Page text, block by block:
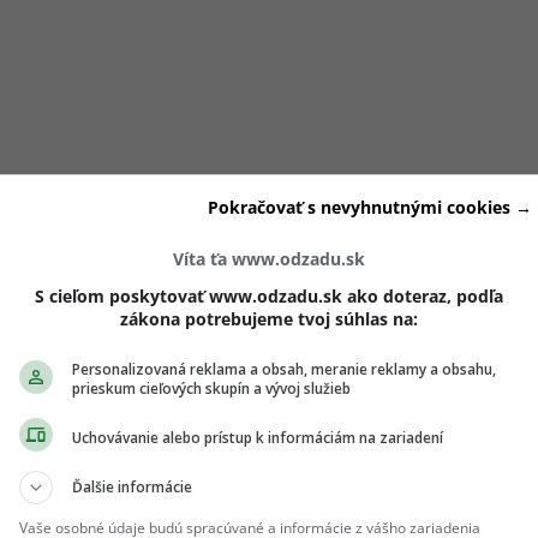
za ktoré mohol predovšetkým športovec. Aj
boku inej ženy. O čosi neskôr dokonca Karlosavzali do
jeho prepustení.
aktuálne nežijú v jednej domácnosti
nevyšlo, bojovník priznal prvého apríla, čo sa
však
Víta ťa www.odzadu.sk
S cieľom poskytovať www.odzadu.sk ako doteraz, podľa
zákona potrebujeme tvoj súhlas na:
Personalizovaná reklama a obsah, meranie reklamy a obsahu,
prieskum cieľových skupín a vývoj služieb
Uchovávanie alebo prístup k informáciám na zariadení
Ďalšie informácie
Vaše osobné údaje budú spracúvané a informácie z vášho zariadenia
Pokračovať s nevyhnutnými cookies →